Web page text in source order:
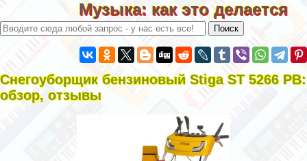
Музыка: как это делается
Снегоуборщик бензиновый Stiga ST 5266 PB:
обзор, отзывы